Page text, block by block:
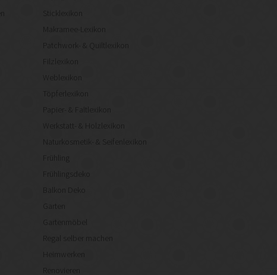
Sticklexikon
Makramee-Lexikon
Patchwork- & Quiltlexikon
Filzlexikon
Töpferlexikon
Papier- & Faltlexikon
Werkstatt- & Holzlexikon
Naturkosmetik- & Seifenlexikon
Frühlingsdeko
Balkon Deko
Garten
Gartenmöbel
Regal selber machen